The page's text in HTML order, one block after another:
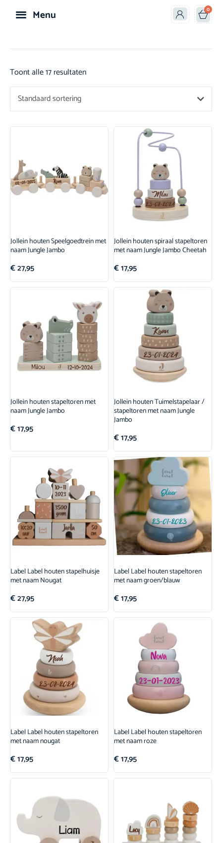
Menu 0
Toont alle 17 resultaten
Standaard sortering
Jollein houten Speelgoedtrein met
naam Jungle Jambo
€27,95
Jollein houten spiraal stapeltoren
met naam Jungle Jambo Cheetah
€17,95
Jollein houten stapeltoren met
naam Jungle Jambo
€17,95
Jollein houten Tuimelstapelaar /
stapeltoren met naam Jungle
Jambo
€17,95
Label Label houten stapelhuisje
met naam Nougat
€27,95
Label Label houten stapeltoren
met naam groen/blauw
€17,95
Label Label houten stapeltoren
met naam nougat
€17,95
Label Label houten stapeltoren
met naam roze
€17,95